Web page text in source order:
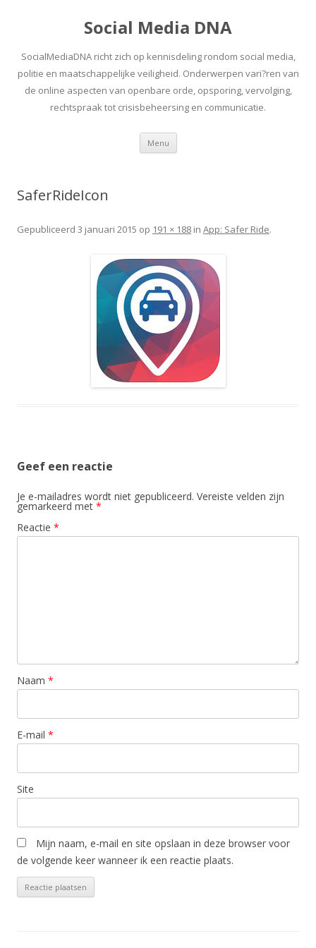
Social Media DNA
SocialMediaDNA richt zich op kennisdeling rondom social media,
politie en maatschappelijke veiligheid. Onderwerpen vari?ren van
de online aspecten van openbare orde, opsporing, vervolging,
rechtspraak tot crisisbeheersing en communicatie.
Menu Spring
inhoud
SaferRideIcon
Gepubliceerd 3 januari 2015 op 191 × 188 in App: Safer Ride.
Geef een reactie
Je e-mailadres wordt niet gepubliceerd. Vereiste velden zijn
gemarkeerd met *
Reactie *
Naam *
E-mail *
Site
Mijn naam, e-mail en site opslaan in deze browser voor
de volgende keer wanneer ik een reactie plaats.